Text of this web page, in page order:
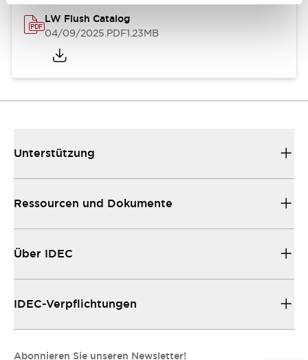
LW Flush Catalog
04/09/2025.PDF1.23MB
Unterstützung
Ressourcen und Dokumente
Über IDEC
IDEC-Verpflichtungen
Abonnieren Sie unseren Newsletter!